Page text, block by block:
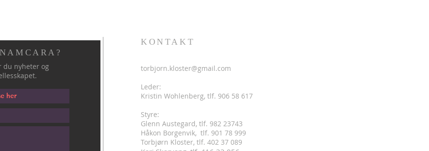
du nyheter og
KONTAKT
torbjorn.kloster@gmail.com
Leder:
Kristin Wohlenberg, tlf. 906 58 617
Styre:
Glenn Austegard, tlf. 982 23743
Håkon Borgenvik, tlf. 901 78 999
Torbjørn Kloster, tlf. 402 37 089